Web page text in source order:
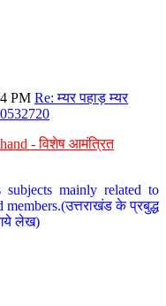
PM Re: म्यर पहाड़ म्यर
- विशेष आमंत्रित
mainly related to
के प्रबुद्ध
गये लेख)